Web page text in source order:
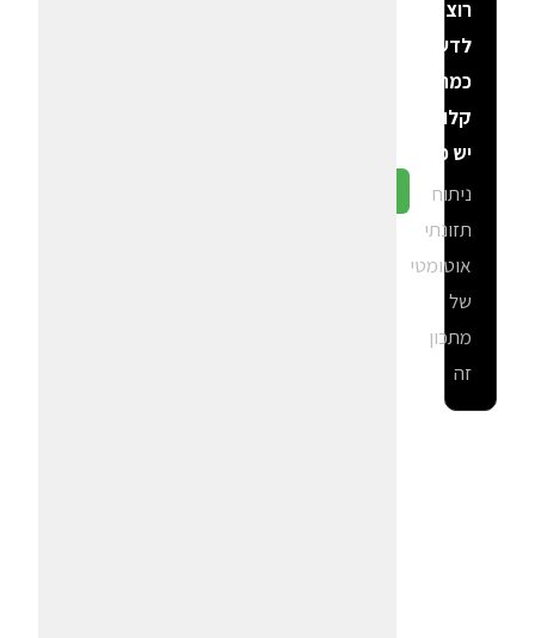
רוצה
לדעת
כמה
קלוריות
יש פה?
ניתוח
תזונתי
אוטומטי
של
מתכון
זה